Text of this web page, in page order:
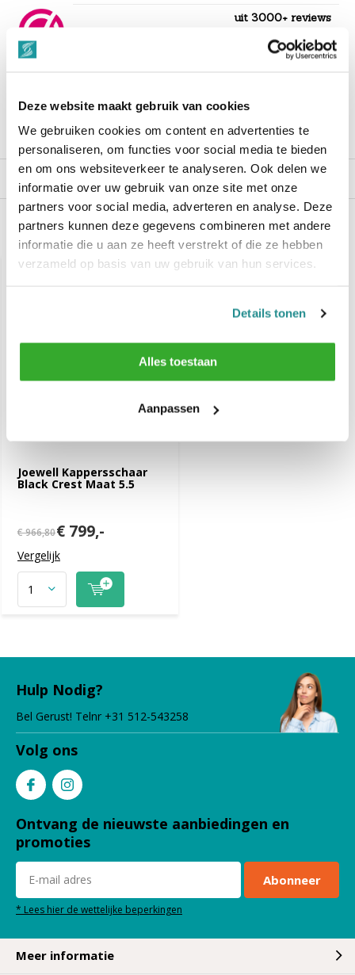
Deze website maakt gebruik van cookies
We gebruiken cookies om content en advertenties te
personaliseren, om functies voor social media te bieden
en om ons websiteverkeer te analyseren. Ook delen we
informatie over uw gebruik van onze site met onze
partners voor social media, adverteren en analyse. Deze
partners kunnen deze gegevens combineren met andere
informatie die u aan ze heeft verstrekt of die ze hebben
verzameld op basis van uw gebruik van hun services.
Details tonen
Alles toestaan
Aanpassen
uit 3000+ reviews
Productomschrijving
Reviews
Recent bekeken
Joewell Kappersschaar
Black Crest Maat 5.5
€ 966,80€ 799,-
Vergelijk
Hulp Nodig?
Bel Gerust! Telnr +31 512-543258
Volg ons
Ontvang de nieuwste aanbiedingen en
promoties
Abonneer
* Lees hier de wettelijke beperkingen
Meer informatie